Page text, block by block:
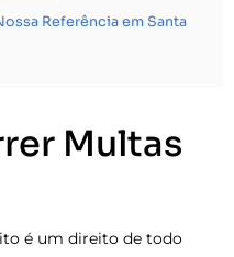
Referência em Santa
Multas
é um direito de todo